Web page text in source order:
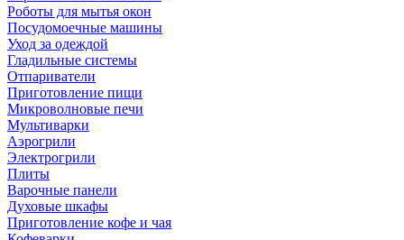
Роботы для мытья окон
Посудомоечные машины
Уход за одеждой
Гладильные системы
Отпариватели
Приготовление пищи
Микроволновые печи
Мультиварки
Аэрогрили
Электрогрили
Плиты
Варочные панели
Духовые шкафы
Приготовление кофе и чая